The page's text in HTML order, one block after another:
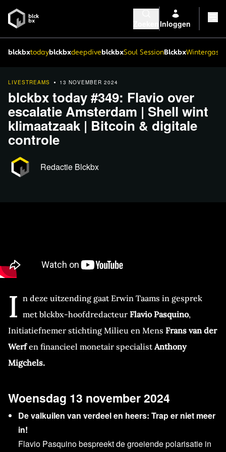
Inloggen
blckbxtodayblckbxdeepdiveblckbxSoul SessionBlckbx
LIVESTREAMS 13 NOVEMBER 2024
blckbx today #349: Flavio over
escalatie Amsterdam | Shell wint
klimaatzaak | Bitcoin & digitale
controle
Redactie Blckbx
I n deze uitzending gaat Erwin Taams in gesprek
met blckbx-hoofdredacteur Flavio Pasquino,
Initiatiefnemer stichting Milieu en Mens Frans van der
Werfen financieel monetair specialistAnthony
Migchels.
Woensdag 13 november 2024
De valkuilen van verdeel en heers: Trap er niet meer
in!
Flavio Pasquino bespreekt de groeiende polarisatie in